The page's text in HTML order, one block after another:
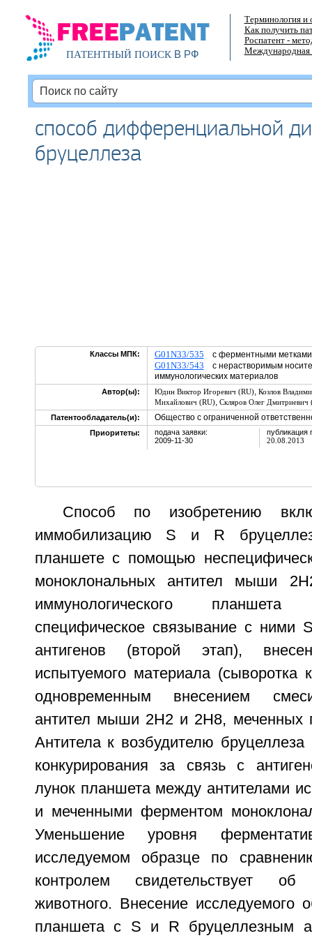
ПАТЕНТНЫЙ ПОИСКВ РФ
Терминология и
Как получить
Роспатент -
Международная
способ дифференциальной
бруцеллеза
Классы МПК: G01N33/535 с ферментными метками
G01N33/543 с нерастворимым
иммунологических материалов
Автор(ы): Юдин Виктор Игоревич (RU), Козлов
Михайлович (RU), Скляров Олег Дмитриевич
Патентообладатель(и):
Общество с ограниченной
Приоритеты:
подача заявки:
2009-11-30
публикация
20.08.2013
Способ по изобретению
иммобилизацию S и R
планшете с помощью
моноклональных антител мыши
иммунологического
специфическое связывание с ними
антигенов (второй этап),
испытуемого материала (сыворотка
одновременным внесением
антител мыши 2Н2 и 2Н8, меченных
Антитела к возбудителю
конкурирования за связь с
лунок планшета между антителами
и меченными ферментом
Уменьшение уровня
исследуемом образце по
контролем свидетельствует об
животного. Внесение исследуемого
планшета с S и R бруцеллезным